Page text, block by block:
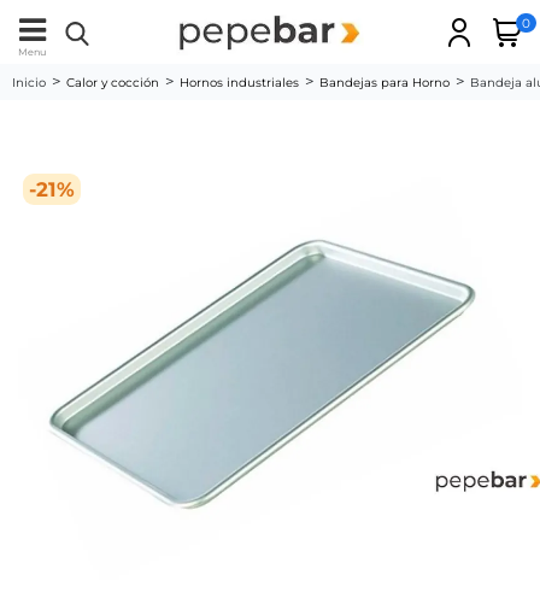
Menu
0
Inicio Calor y cocción Hornos industriales Bandejas para Horno Bandeja
-21%